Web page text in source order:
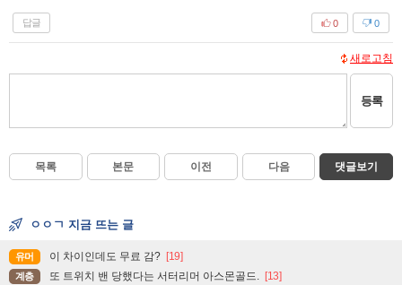
답글 0
0
새로고침
등록
목록 본문 이전 다음 댓글보기
ㅇㅇㄱ 지금 뜨는 글
유머 이 차이인데도 무료 감? [19]
계층 또 트위치 밴 당했다는 서터리머 아스몬골드. [13]